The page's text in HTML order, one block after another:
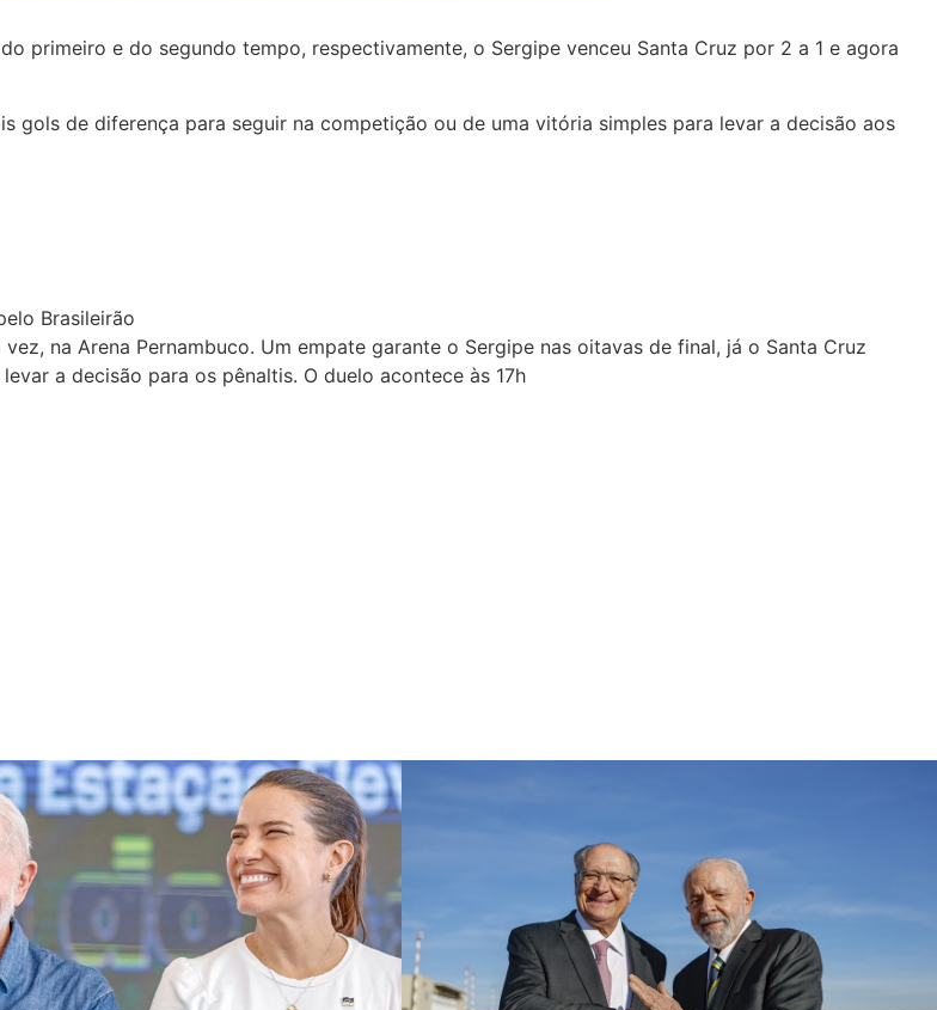
primeiro e do segundo tempo, respectivamente, o Sergipe venceu Santa Cruz por 2 a 1 e agora
gols de diferença para seguir na competição ou de uma vitória simples para levar a decisão aos
na Arena Pernambuco. Um empate garante o Sergipe nas oitavas de final, já o Santa Cruz
a decisão para os pênaltis. O duelo acontece às 17h